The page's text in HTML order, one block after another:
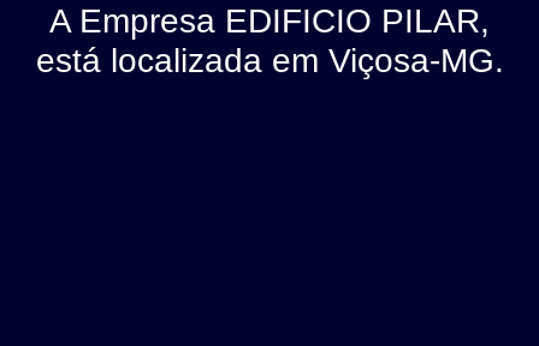
A Empresa EDIFICIO PILAR,
está localizada em Viçosa-MG.